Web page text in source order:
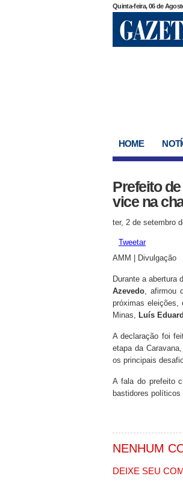
Quinta-feira, 06 de
HOME
Prefeito
vice na
ter, 2 de setembro
Tweetar
AMM | Divulgação
Durante a abertura
Azevedo, afirmou
próximas
Minas, Luís
A declaração foi
etapa da
os principais
A fala do prefeito
bastidores políticos
NENHUM
DEIXE SEU